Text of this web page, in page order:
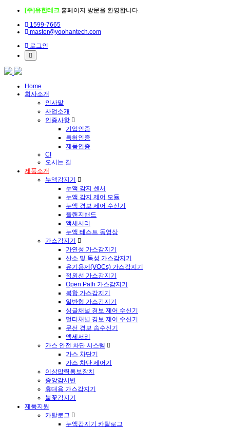
[주]유한테크 홈페이지 방문을 환영합니다.
1599-7665
master@yoohantech.com
로그인
Home
회사소개
인사말
사업소개
인증사항
기업인증
특허인증
제품인증
CI
오시는 길
제품소개
누액감지기
누액 감지 센서
누액 감지 제어 모듈
누액 경보 제어 수신기
플랜지밴드
액세서리
누액 테스트 동영상
가스감지기
가연성 가스감지기
산소 및 독성 가스감지기
유기용제(VOCs) 가스감지기
적외선 가스감지기
Open Path 가스감지기
복합 가스감지기
일반형 가스감지기
싱글채널 경보 제어 수신기
멀티채널 경보 제어 수신기
무선 경보 송수신기
액세서리
가스 안전 차단 시스템
가스 차단기
가스 차단 제어기
이상압력통보장치
중앙감시반
휴대용 가스감지기
불꽃감지기
제품지원
카탈로그
누액감지기 카탈로그